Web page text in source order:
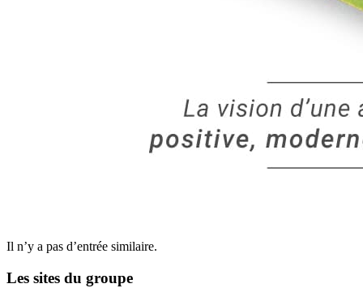
Il n’y a pas d’entrée similaire.
Les sites du groupe